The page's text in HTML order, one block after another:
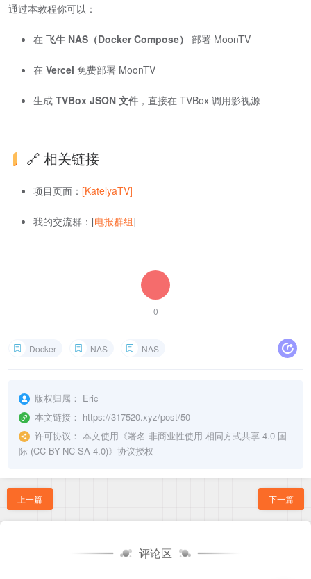
通过本教程你可以：
在 飞牛 NAS（Docker Compose） 部署 MoonTV
在 Vercel 免费部署 MoonTV
生成 TVBox JSON 文件 ，直接在 TVBox 调用影视源
🔗 相关链接
项目页面： [KatelyaTV]
我的交流群：[电报群组]
0
Docker NAS NAS
版权归属： Eric
本文链接： https://317520.xyz/post/50
许可协议： 本文使用《署名-非商业性使用-相同方式共享 4.0 国
际 (CC BY-NC-SA 4.0)》协议授权
上一篇 下一篇
评论区